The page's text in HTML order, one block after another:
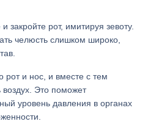
закройте рот, имитируя зевоту.
челюсть слишком широко,
рот и нос, и вместе с тем
воздух. Это поможет
уровень давления в органах